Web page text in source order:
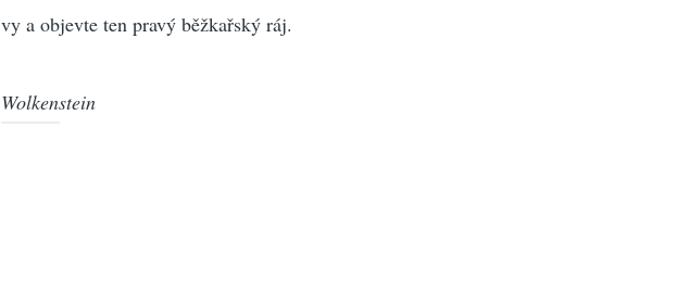
vy a objevte ten pravý běžkařský ráj.
Wolkenstein